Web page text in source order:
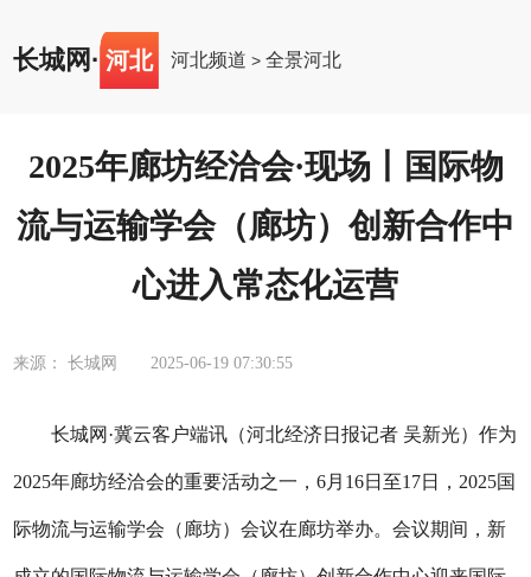
长城网 · 河北 河北频道 >全景河北
2025年廊坊经洽会·现场丨国际物
流与运输学会（廊坊）创新合作中
心进入常态化运营
来源： 长城网 2025-06-19 07:30:55
长城网·冀云客户端讯（河北经济日报记者 吴新光）作为
2025年廊坊经洽会的重要活动之一，6月16日至17日，2025国
际物流与运输学会（廊坊）会议在廊坊举办。会议期间，新